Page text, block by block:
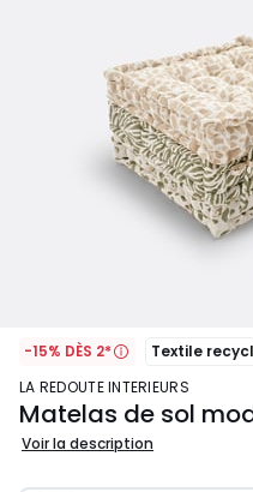
-15% DÈS 2*
Textile
LA REDOUTE INTERIEURS
Matelas de sol
Voir la description